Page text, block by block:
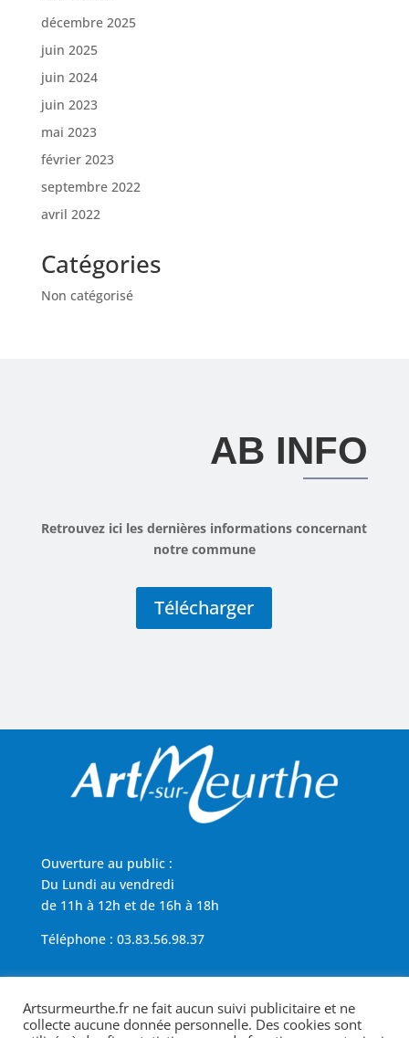
décembre 2025
juin 2025
juin 2024
juin 2023
mai 2023
février 2023
septembre 2022
avril 2022
Catégories
Non catégorisé
Retrouvez ici les dernières informations concernant
notre commune
Télécharger
AB INFO
Ouverture au public :
Du Lundi au vendredi
de 11h à 12h et de 16h à 18h
Téléphone : 03.83.56.98.37
Politique de cookies
Mentions légales
Artsurmeurthe.fr ne fait aucun suivi publicitaire et ne
collecte aucune donnée personnelle. Des cookies sont